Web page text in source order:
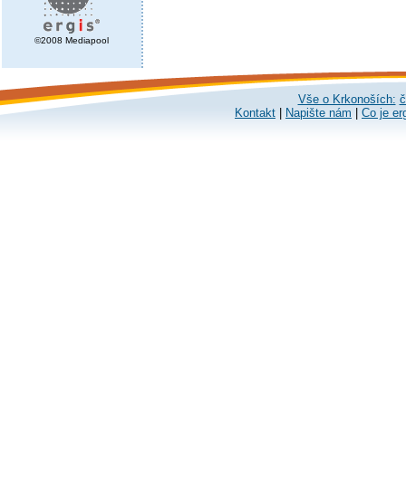
©2008 Mediapool
Vše o Krkonoších:
Kontakt
Napište nám Co je